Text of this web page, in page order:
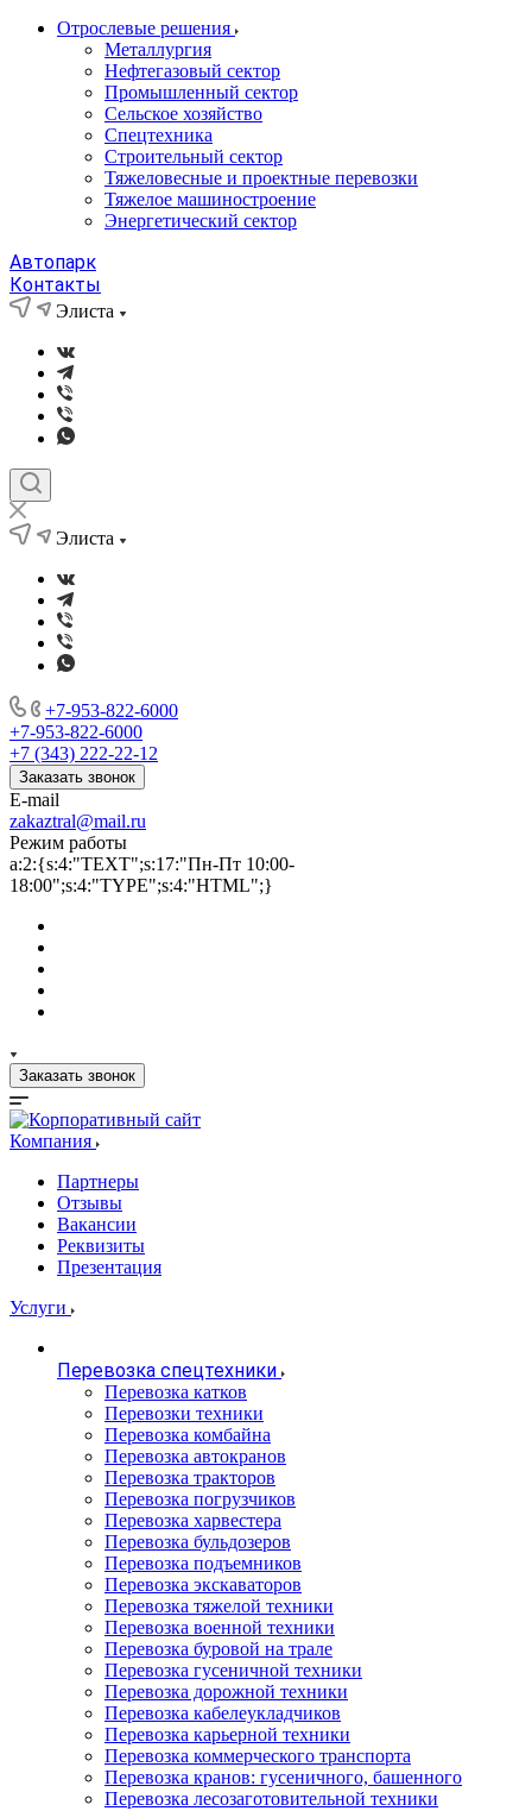
Отрослевые решения
Металлургия
Нефтегазовый сектор
Промышленный сектор
Сельское хозяйство
Спецтехника
Строительный сектор
Тяжеловесные и проектные перевозки
Тяжелое машиностроение
Энергетический сектор
Автопарк
Контакты
Элиста
Элиста
+7-953-822-6000
+7-953-822-6000
+7 (343) 222-22-12
Заказать звонок
E-mail
zakaztral@mail.ru
Режим работы
a:2:{s:4:"TEXT";s:17:"Пн-Пт 10:00-
18:00";s:4:"TYPE";s:4:"HTML";}
Заказать звонок
Компания
Партнеры
Отзывы
Вакансии
Реквизиты
Презентация
Услуги
Перевозка спецтехники
Перевозка катков
Перевозки техники
Перевозка комбайна
Перевозка автокранов
Перевозка тракторов
Перевозка погрузчиков
Перевозка харвестера
Перевозка бульдозеров
Перевозка подъемников
Перевозка экскаваторов
Перевозка тяжелой техники
Перевозка военной техники
Перевозка буровой на трале
Перевозка гусеничной техники
Перевозка дорожной техники
Перевозка кабелеукладчиков
Перевозка карьерной техники
Перевозка коммерческого транспорта
Перевозка кранов: гусеничного, башенного
Перевозка лесозаготовительной техники